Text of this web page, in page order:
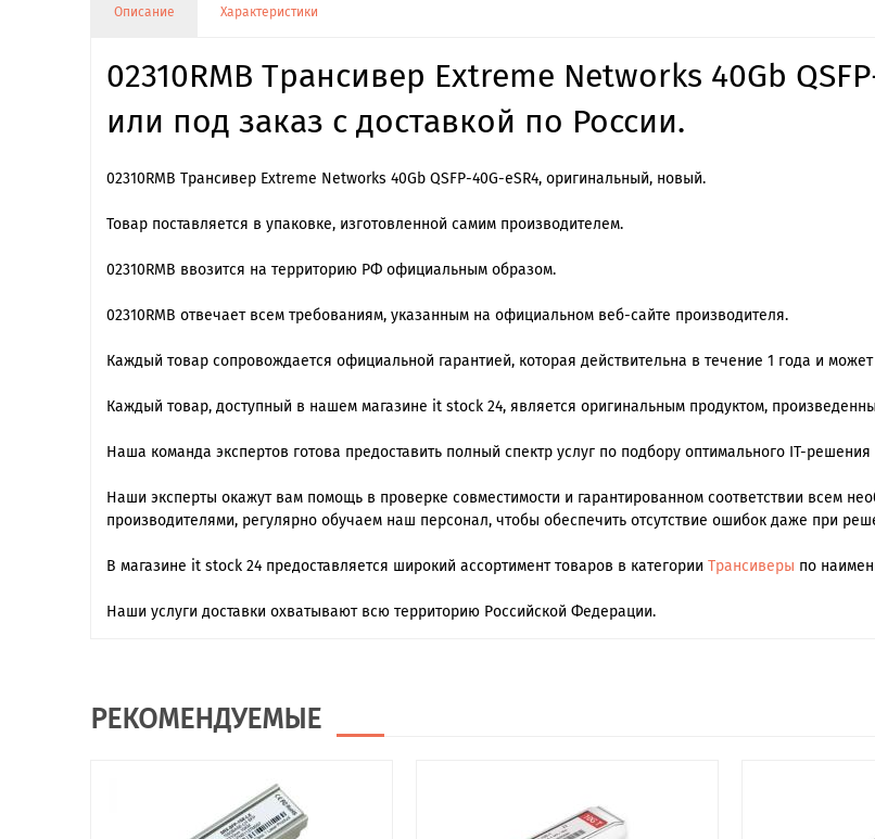
Описание Характеристики
02310RMB Трансивер Extreme Networks 40Gb
или под заказ с доставкой по России.
02310RMB Трансивер Extreme Networks 40Gb QSFP-40G-eSR4, оригинальный, новый.
Товар поставляется в упаковке, изготовленной самим производителем.
02310RMB ввозится на территорию РФ официальным образом.
02310RMB отвечает всем требованиям, указанным на официальном веб-сайте производителя.
Каждый товар сопровождается официальной гарантией, которая действительна в течение 1 года и
Каждый товар, доступный в нашем магазине it stock 24, является оригинальным продуктом,
Наша команда экспертов готова предоставить полный спектр услуг по подбору оптимального IT-
Наши эксперты окажут вам помощь в проверке совместимости и гарантированном соответствии всем
производителями, регулярно обучаем наш персонал, чтобы обеспечить отсутствие ошибок даже при
В магазине it stock 24 предоставляется широкий ассортимент товаров в категории Трансиверы по
Наши услуги доставки охватывают всю территорию Российской Федерации.
РЕКОМЕНДУЕМЫЕ